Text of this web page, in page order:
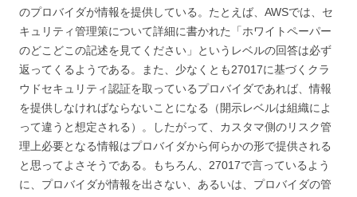
のプロバイダが情報を提供している。たとえば、AWSでは、セ
キュリティ管理策について詳細に書かれた「ホワイトペーパー
のどこどこの記述を見てください」というレベルの回答は必ず
返ってくるようである。また、少なくとも27017に基づくクラ
ウドセキュリティ認証を取っているプロバイダであれば、情報
を提供しなければならないことになる（開示レベルは組織によ
って違うと想定される）。したがって、カスタマ側のリスク管
理上必要となる情報はプロバイダから何らかの形で提供される
と思ってよさそうである。もちろん、27017で言っているよう
に、プロバイダが情報を出さない、あるいは、プロバイダの管